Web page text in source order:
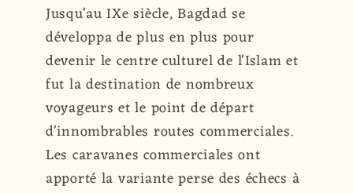
Jusqu'au IXe siècle, Bagdad se
développa de plus en plus pour
devenir le centre culturel de l'Islam et
fut la destination de nombreux
voyageurs et le point de départ
d'innombrables routes commerciales.
Les caravanes commerciales ont
apporté la variante perse des échecs à